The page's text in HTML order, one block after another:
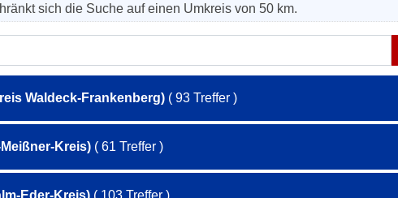
sich die Suche auf einen Umkreis von 50 km.
Waldeck-Frankenberg) ( 93 Treffer )
Kreis) ( 61 Treffer )
Eder-Kreis) ( 103 Treffer )